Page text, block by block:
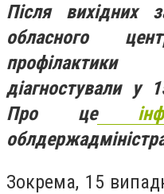
Після вихідних
обласного
діагностували у
Про це
Зокрема, 15